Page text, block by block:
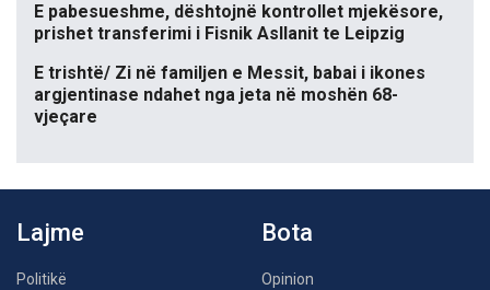
E pabesueshme, dështojnë kontrollet mjekësore,
prishet transferimi i Fisnik Asllanit te Leipzig
E trishtë/ Zi në familjen e Messit, babai i ikones
argjentinase ndahet nga jeta në moshën 68-
vjeçare
Lajme
Politikë
Bota
Opinion